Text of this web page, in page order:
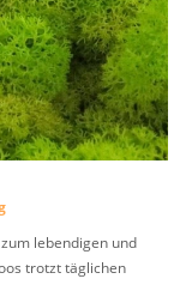
lebendigen und
trotzt täglichen